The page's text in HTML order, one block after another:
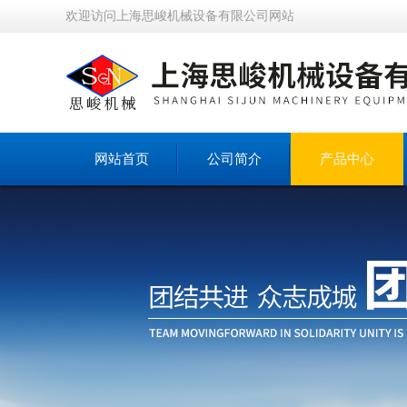
欢迎访问上海思峻机械设备有限公司网站
网站首页 公司简介 产品中心